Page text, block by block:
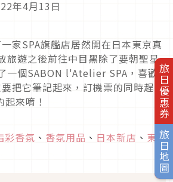
旅日優惠券
旅日地圖
年4月13日
家SPA旗艦店居然開在日本東京真
旅遊之後前往中目黑除了要朝聖星
一個SABON l'Atelier SPA，喜歡
把它筆記起來，訂機票的同時趕
來唷！
彩香氛 、 香氛用品 、 日本新店 、 東